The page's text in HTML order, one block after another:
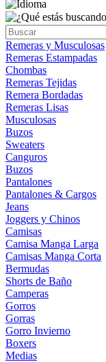
Remeras y Musculosas
Remeras Estampadas
Chombas
Remeras Tejidas
Remera Bordadas
Remeras Lisas
Musculosas
Buzos
Sweaters
Canguros
Buzos
Pantalones
Pantalones & Cargos
Jeans
Joggers y Chinos
Camisas
Camisa Manga Larga
Camisas Manga Corta
Bermudas
Shorts de Baño
Camperas
Gorros
Gorras
Gorro Invierno
Boxers
Medias